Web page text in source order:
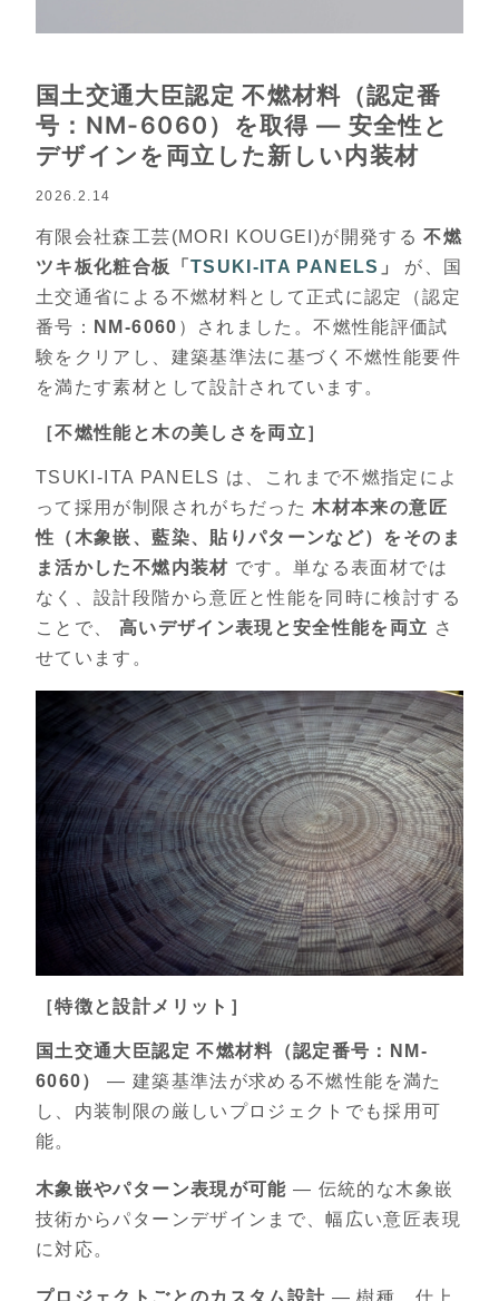
国土交通大臣認定 不燃材料（認定番
号：NM-6060）を取得 — 安全性と
デザインを両立した新しい内装材
2026.2.14
有限会社森工芸(MORI KOUGEI)が開発する不燃
ツキ板化粧合板「 TSUKI-ITA PANELS 」
が、国
土交通省による不燃材料として正式に認定（認定
番号：
NM-6060 ）されました。不燃性能評価試
験をクリアし、建築基準法に基づく不燃性能要件
を満たす素材として設計されています。
［不燃性能と木の美しさを両立］
TSUKI-ITA PANELS は、これまで不燃指定によ
って採用が制限されがちだった木材本来の意匠
性（木象嵌、藍染、貼りパターンなど）をそのま
ま活かした不燃内装材 です。単なる表面材では
なく、設計段階から意匠と性能を同時に検討する
ことで、 高いデザイン表現と安全性能を両立 さ
せています。
［特徴と設計メリット］
国土交通大臣認定 不燃材料（認定番号：NM-
6060）
— 建築基準法が求める不燃性能を満た
し、内装制限の厳しいプロジェクトでも採用可
能。
木象嵌やパターン表現が可能 — 伝統的な木象嵌
技術からパターンデザインまで、幅広い意匠表現
に対応。
プロジェクトごとのカスタム設計 — 樹種、仕上